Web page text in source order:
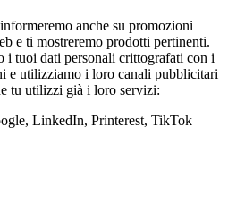
anche su promozioni
e ti mostreremo prodotti pertinenti.
i tuoi dati personali crittografati con i
e utilizziamo i loro canali pubblicitari
tu utilizzi già i loro servizi:
LinkedIn, Printerest, TikTok